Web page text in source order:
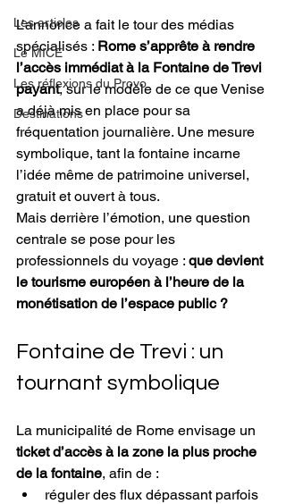
Les articles
Le MICE
Les réflexions du Provo
Destinations
L’annonce a fait le tour des médias
spécialisés : Rome s’apprête à rendre
l’accès immédiat à la Fontaine de Trevi
payant, sur le modèle de ce que Venise
a déjà mis en place pour sa
fréquentation journalière. Une mesure
symbolique, tant la fontaine incarne
l’idée même de patrimoine universel,
gratuit et ouvert à tous.
Mais derrière l’émotion, une question
centrale se pose pour les
professionnels du voyage : que devient
le tourisme européen à l’heure de la
monétisation de l’espace public ?
Fontaine de Trevi : un
tournant symbolique
La municipalité de Rome envisage un
ticket d’accès à la zone la plus proche
de la fontaine, afin de :
réguler des flux dépassant parfois